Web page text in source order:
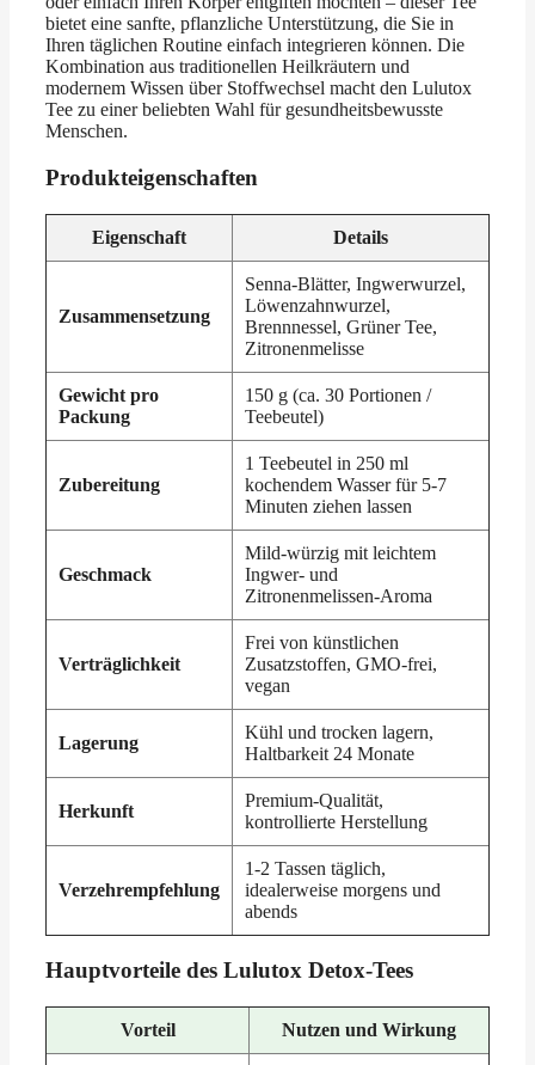
bietet eine sanfte, pflanzliche Unterstützung, die Sie in
Ihren täglichen Routine einfach integrieren können. Die
Kombination aus traditionellen Heilkräutern und
modernem Wissen über Stoffwechsel macht den Lulutox
Tee zu einer beliebten Wahl für gesundheitsbewusste
Menschen.
Produkteigenschaften
Eigenschaft Details
Zusammensetzung
Senna-Blätter, Ingwerwurzel,
Löwenzahnwurzel,
Brennnessel, Grüner Tee,
Zitronenmelisse
Gewicht pro
Packung
150 g (ca. 30 Portionen /
Teebeutel)
Zubereitung
1 Teebeutel in 250 ml
kochendem Wasser für 5-7
Minuten ziehen lassen
Geschmack
Mild-würzig mit leichtem
Ingwer- und
Zitronenmelissen-Aroma
Verträglichkeit
Frei von künstlichen
Zusatzstoffen, GMO-frei,
vegan
Lagerung
Kühl und trocken lagern,
Haltbarkeit 24 Monate
Herkunft
Premium-Qualität,
kontrollierte Herstellung
Verzehrempfehlung
1-2 Tassen täglich,
idealerweise morgens und
abends
Hauptvorteile des Lulutox Detox-Tees
Vorteil Nutzen und Wirkung